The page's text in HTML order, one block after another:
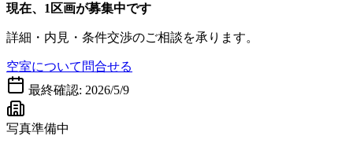
現在、1区画が募集中です
詳細・内見・条件交渉のご相談を承ります。
空室について問合せる
最終確認: 2026/5/9
写真準備中